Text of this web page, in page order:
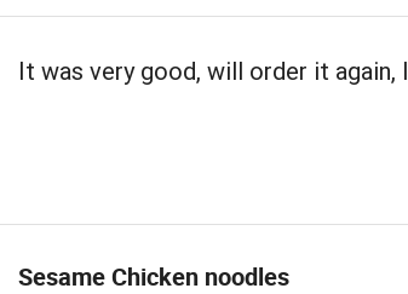
It was very good, will order it again,
Sesame Chicken noodles